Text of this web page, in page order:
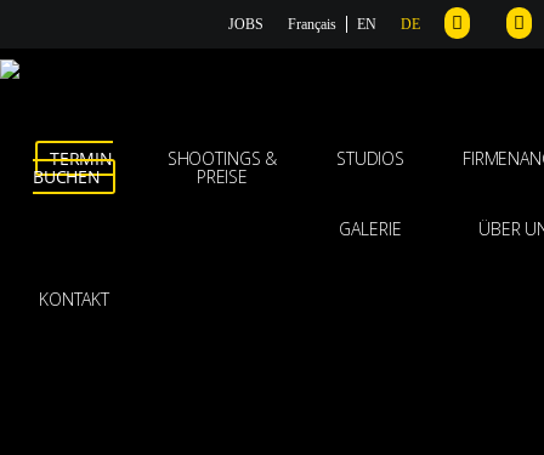
DE
EN
Français
JOBS
TERMIN
BUCHEN
SHOOTINGS &
PREISE
STUDIOS
GALERIE ÜBER
KONTAKT